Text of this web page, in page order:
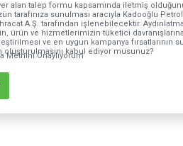
alan talep formu kapsamında iletmiş
tarafınıza sunulması aracıyla Kadooğlu
A.Ş. tarafından işlenebilecektir.
ürün ve hizmetlerimizin tüketici davranışlarına
ve en uygun kampanya fırsatlarının
oluşturulmasını kabul ediyor musunuz?
Metnini Onaylıyorum